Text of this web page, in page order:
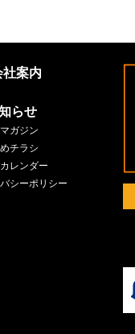
案内
らせ
ガジン
チラシ
レンダー
シーポリシー